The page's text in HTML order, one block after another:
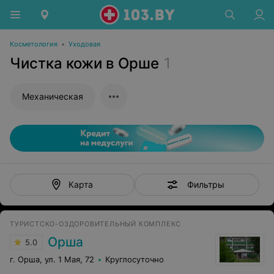
Косметология • Уходовая
Чистка кожи в Орше 1
Механическая
Карта Фильтры
ТУРИСТСКО-ОЗДОРОВИТЕЛЬНЫЙ КОМПЛЕКС
5.0 Орша
г. Орша, ул. 1 Мая, 72 Круглосуточно